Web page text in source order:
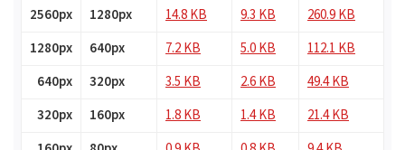
2560px
1280px 14.8 KB 9.3 KB
260.9 KB
1280px
640px 7.2 KB 5.0 KB
112.1 KB
640px
320px 3.5 KB 2.6 KB
49.4 KB
320px
160px 1.8 KB 1.4 KB
21.4 KB